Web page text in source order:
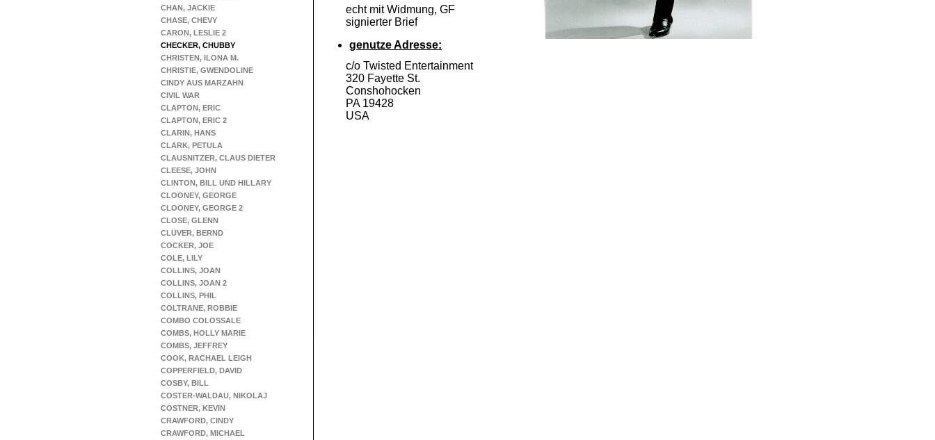
CHAN, JACKIE
CHASE, CHEVY
CARON, LESLIE 2
CHECKER, CHUBBY
CHRISTEN, ILONA M.
CHRISTIE, GWENDOLINE
CINDY AUS MARZAHN
CIVIL WAR
CLAPTON, ERIC
CLAPTON, ERIC 2
CLARIN, HANS
CLARK, PETULA
CLAUSNITZER, CLAUS DIETER
CLEESE, JOHN
CLINTON, BILL UND HILLARY
CLOONEY, GEORGE
CLOONEY, GEORGE 2
CLOSE, GLENN
CLÜVER, BERND
COCKER, JOE
COLE, LILY
COLLINS, JOAN
COLLINS, JOAN 2
COLLINS, PHIL
COLTRANE, ROBBIE
COMBO COLOSSALE
COMBS, HOLLY MARIE
COMBS, JEFFREY
COOK, RACHAEL LEIGH
COPPERFIELD, DAVID
COSBY, BILL
COSTER-WALDAU, NIKOLAJ
COSTNER, KEVIN
CRAWFORD, CINDY
CRAWFORD, MICHAEL
echt mit Widmung, GF
signierter Brief
genutze Adresse:
c/o Twisted Entertainment
320 Fayette St.
Conshohocken
PA 19428
USA